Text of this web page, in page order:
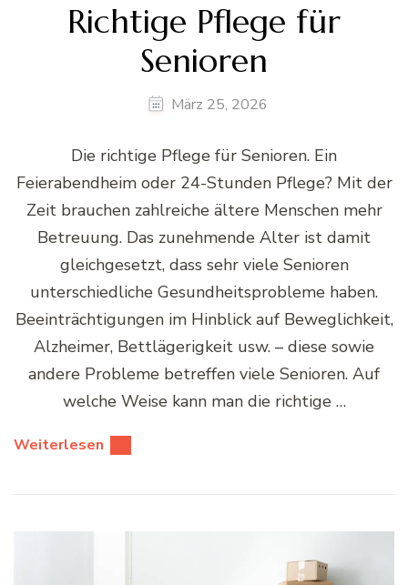
Richtige Pflege für
Senioren
März 25, 2026
Die richtige Pflege für Senioren. Ein
Feierabendheim oder 24-Stunden Pflege? Mit der
Zeit brauchen zahlreiche ältere Menschen mehr
Betreuung. Das zunehmende Alter ist damit
gleichgesetzt, dass sehr viele Senioren
unterschiedliche Gesundheitsprobleme haben.
Beeinträchtigungen im Hinblick auf Beweglichkeit,
Alzheimer, Bettlägerigkeit usw. – diese sowie
andere Probleme betreffen viele Senioren. Auf
welche Weise kann man die richtige …
Weiterlesen